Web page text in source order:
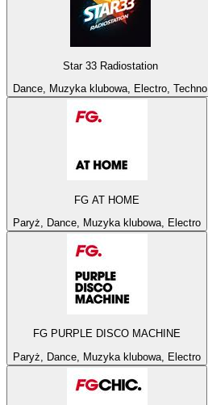
Star 33 Radiostation
Dance, Muzyka klubowa, Electro, Techno
FG AT HOME
Paryż, Dance, Muzyka klubowa, Electro
FG PURPLE DISCO MACHINE
Paryż, Dance, Muzyka klubowa, Electro